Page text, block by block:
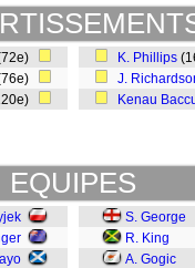
K. Phillips
J.
Kenau
EQUIPES
S. George
R. King
A. Gogic